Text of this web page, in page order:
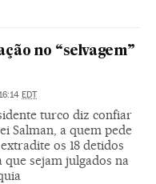
no “selvagem”
EDT
turco diz confiar
Salman, a quem pede
os 18 detidos
que sejam julgados na